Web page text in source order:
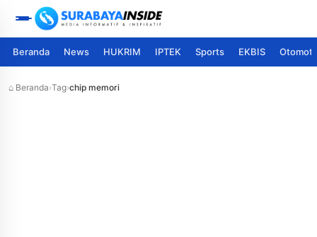
Beranda News HUKRIM IPTEK Sports EKBIS
⌂ Beranda›Tag›chip memori